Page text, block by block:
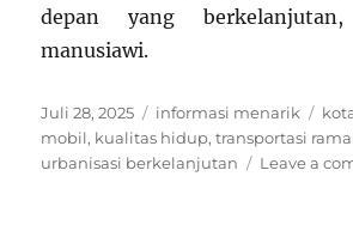
depan yang
manusiawi.
Posted
on
Juli 28, 2025 Categories
informasi menarik
mobil, kualitas hidup,transportasi
urbanisasi berkelanjutan
Leave a